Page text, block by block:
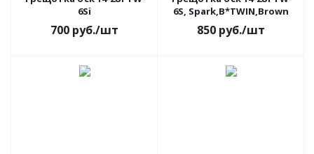
6Si
700 руб./шт
6S, Spark,B*TWIN,Brown
850 руб./шт